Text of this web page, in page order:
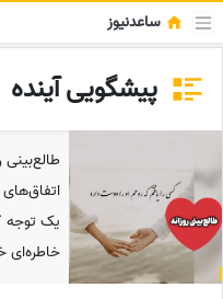
ساعدنیوز
پیشگویی آینده
یک توجه
خاطره‌ای